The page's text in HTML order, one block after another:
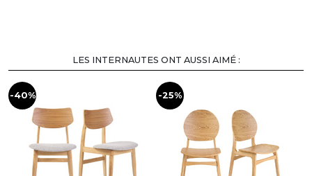
LES INTERNAUTES ONT AUSSI AIMÉ :
-40% -25%